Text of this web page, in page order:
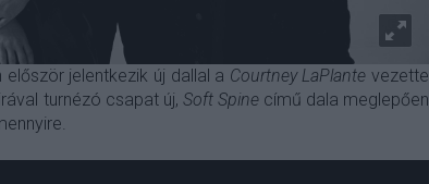
jelentkezik új dallal a Courtney LaPlante vezette
turnézó csapat új, Soft Spinecímű dala meglepően